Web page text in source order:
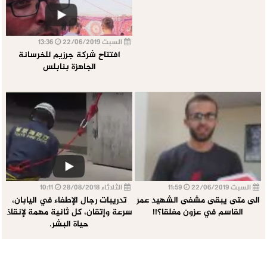
السبت 22/06/2019
افتتاح شركة جرزيم للخرسانة
الجاهزة بنابلس
السبت 22/06/2019
الى متى يبقى مشفى الشهيد عمر
القاسم في عزون مغلقا؟!!
الثلاثاء 28/08/2018
تدريبات رجال الإطفاء في اليابان،
سرعة وإتقان، كل ثانية مهمة لإنقاذ
حياة البشر.